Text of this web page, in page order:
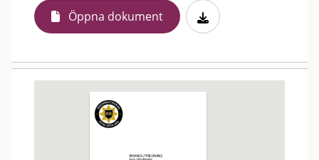
Öppna dokument